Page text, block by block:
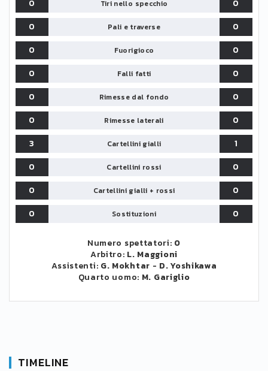
0 Tiri nello specchio
0
0
Pali e traverse
0
0
Fuorigioco
0
0
Falli fatti
0
0
Rimesse dal fondo
0
0
Rimesse laterali
0
3
Cartellini gialli
1
0
Cartellini rossi
0
0
Cartellini gialli + rossi
0
0
Sostituzioni 0
Numero spettatori: 0
Arbitro: L. Maggioni
Assistenti: G. Mokhtar - D. Yoshikawa
Quarto uomo: M. Gariglio
TIMELINE